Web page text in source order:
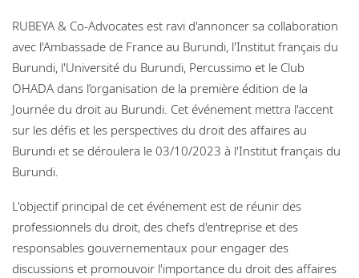
Careers
RUBEYA & Co-Advocates est ravi d'annoncer sa collaboration
avec l'Ambassade de France au Burundi, l'Institut français du
Burundi, l'Université du Burundi, Percussimo et le Club
OHADA dans l’organisation de la première édition de la
Journée du droit au Burundi. Cet événement mettra l'accent
sur les défis et les perspectives du droit des affaires au
Burundi et se déroulera le 03/10/2023 à l'Institut français du
Burundi.
L'objectif principal de cet événement est de réunir des
professionnels du droit, des chefs d'entreprise et des
responsables gouvernementaux pour engager des
discussions et promouvoir l'importance du droit des affaires